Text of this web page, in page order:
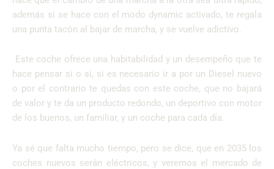
además si se hace con el modo dynamic activado, te regala
una punta tacón al bajar de marcha, y se vuelve adictivo.
Este coche ofrece una habitabilidad y un desempeño que te
hace pensar si o si, si es necesario ir a por un Diesel nuevo
o por el contrario te quedas con este coche, que no bajará
de valor y te da un producto redondo, un deportivo con motor
de los buenos, un familiar, y un coche para cada día.
Ya sé que falta mucho tiempo, pero se dice, que en 2035 los
coches nuevos serán eléctricos, y veremos el mercado de